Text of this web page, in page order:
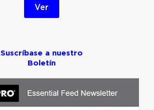
Ver
Suscríbase a nuestro
Boletín